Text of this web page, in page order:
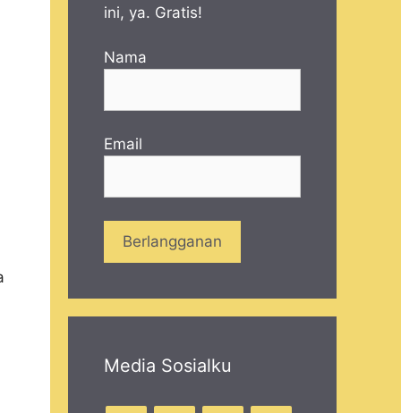
ini, ya. Gratis!
Nama
Email
Media Sosialku